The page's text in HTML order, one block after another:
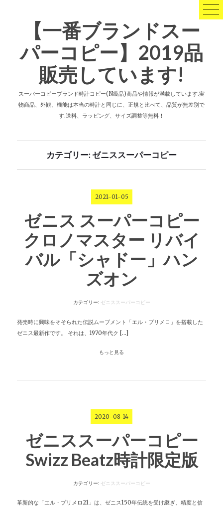
【一番ブランドスー
パーコピー】2019品
販売しています!
スーパーコピーブランド時計コピー(N級品)商品や情報が満載しています.実
物商品、外観、機能は本当の時計と同じに、正規と比べて、品質が無差別で
す.送料、ラッピング、サイズ調整等無料！
カテゴリー: ゼニススーパーコピー
2021-01-05
ゼニス スーパーコピー
クロノマスター リバイ
バル「シャドー」ハン
ズオン
カテゴリー: ゼニススーパーコピー
発売時に興味をそそられた伝説ムーブメント「エル・プリメロ」を搭載した
ゼニス最新作です。 それは、1970年代ク […]
もっと見る
2020-08-14
ゼニススーパーコピー
Swizz Beatz時計限定版
カテゴリー: ゼニススーパーコピー
革新的な「エル・プリメロ21」は、ゼニス150年伝統を受け継ぎ、精度と信